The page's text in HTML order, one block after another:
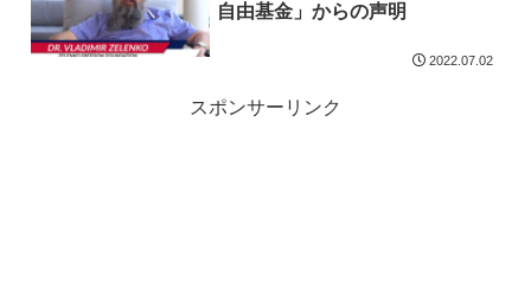
自由基金」からの声明
2022.07.02
スポンサーリンク